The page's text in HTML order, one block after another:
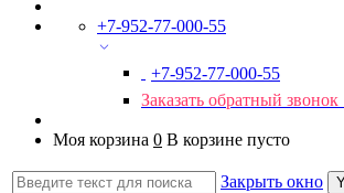
+7-952-77-000-55
+7-952-77-000-55
Заказать обратный звонок
Моя корзина 0 В корзине пусто
Закрыть окно